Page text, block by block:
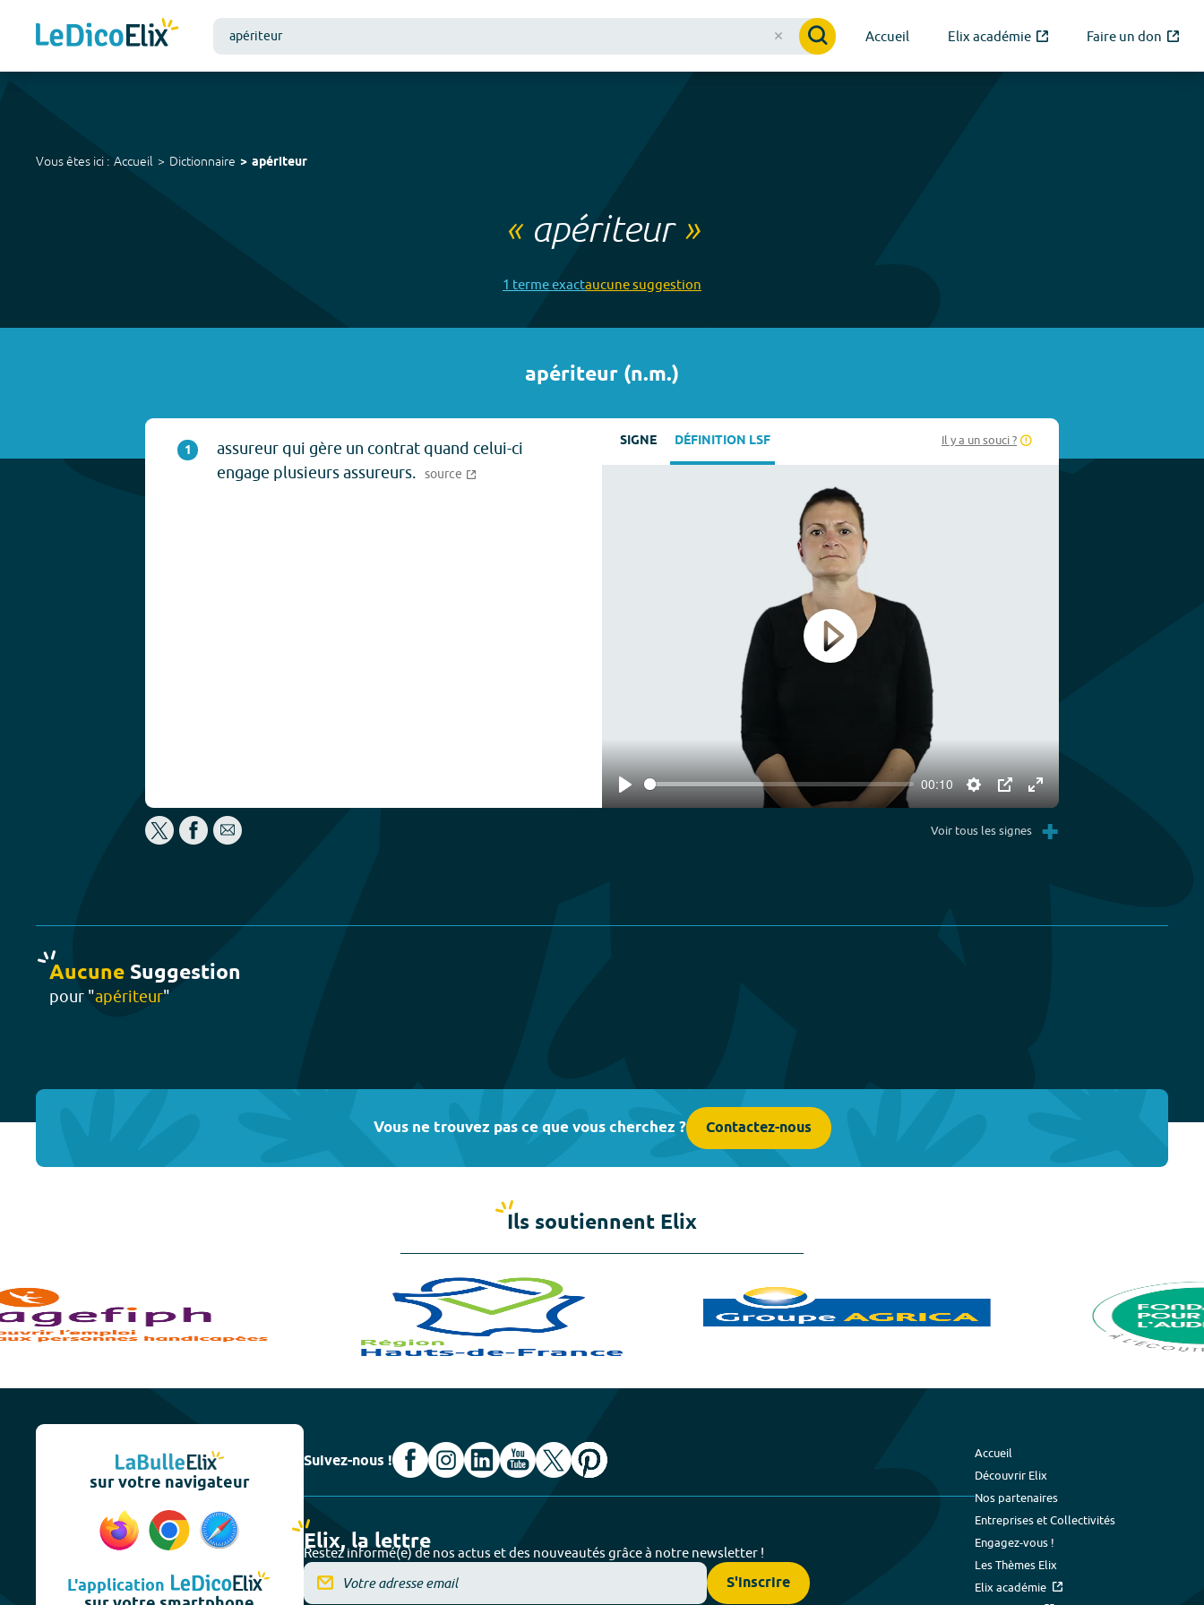
Accueil Elix académie Faire un don
Vous êtes ici : Accueil Dictionnaire apériteur
« apériteur»
1 termeexactaucunesuggestion
apériteur (n.m.)
1
assureur qui gère un contrat quand celui-ci
engage plusieurs assureurs. source
SIGNE DÉFINITION LSF Il y a un souci ?
Play
00:10
Settings
PIP Enter
fullscreen
Play
Voir tous les signes +
Aucune Suggestion
pour "apériteur"
Vous ne trouvez pas ce que vous cherchez ? Contactez-nous
Ils soutiennent Elix
sur votre navigateur
L'application
Suivez-nous !
Elix, la lettre
Restez informé(e) de nos actus et des nouveautés grâce à notre newsletter !
S'inscrire
Accueil
Découvrir Elix
Nos partenaires
Entreprises et Collectivités
Engagez-vous !
Les Thèmes Elix
Elix académie